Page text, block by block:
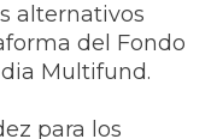
alternativos
del Fondo
Multifund.
para los